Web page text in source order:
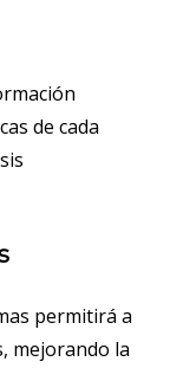
de cada
permitirá a
mejorando la